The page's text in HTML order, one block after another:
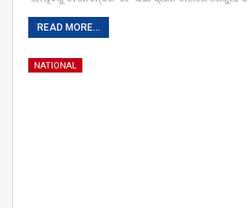
READ MORE...
NATIONAL